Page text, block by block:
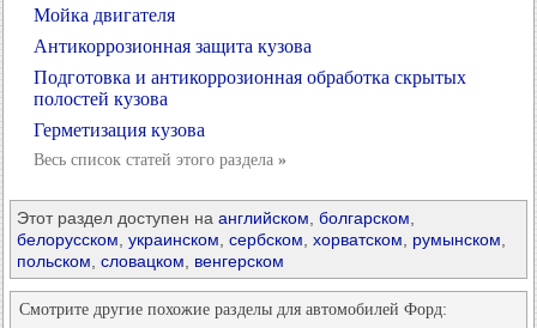
Мойка двигателя
Антикоррозионная защита кузова
Подготовка и антикоррозионная обработка скрытых
полостей кузова
Герметизация кузова
Весь список статей этого раздела »
Этот раздел доступен на английском болгарском
белорусском украинском сербском хорватском румынском
польском словацком венгерском
Смотрите другие похожие разделы для автомобилей Форд: